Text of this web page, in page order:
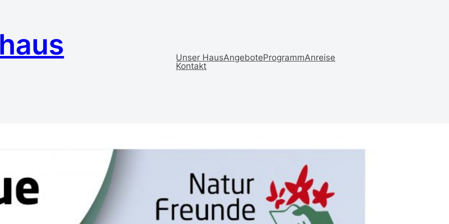
Unser HausAngeboteProgrammAnreise
Kontakt
Feldberg